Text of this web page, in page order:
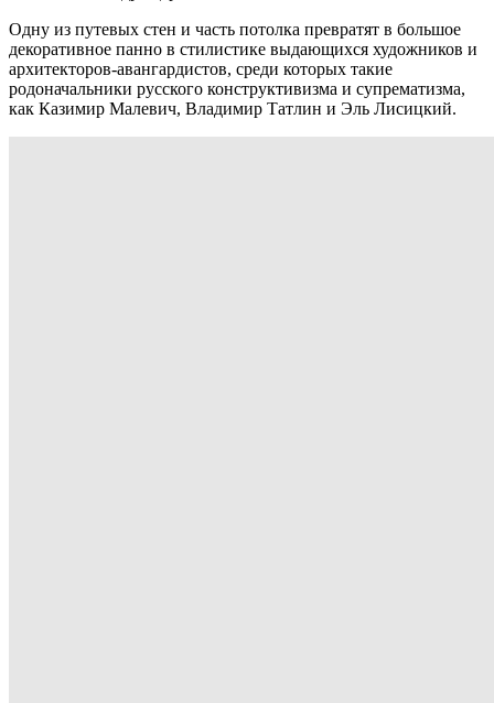
Одну из путевых стен и часть потолка превратят в большое
декоративное панно в стилистике выдающихся художников и
архитекторов-авангардистов, среди которых такие
родоначальники русского конструктивизма и супрематизма,
как Казимир Малевич, Владимир Татлин и Эль Лисицкий.